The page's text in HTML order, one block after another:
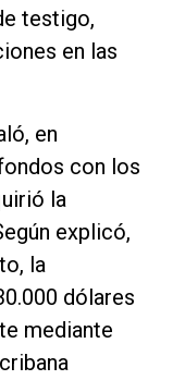
testigo,
en las
en
con los
la
explicó,
la
dólares
mediante